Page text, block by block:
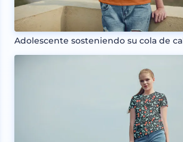
Adolescente sosteniendo su cola de